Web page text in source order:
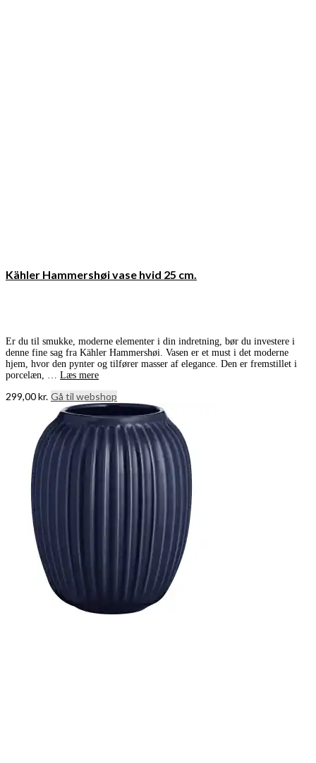
Kähler Hammershøi vase hvid 25 cm.
Er du til smukke, moderne elementer i din indretning, bør du investere i
denne fine sag fra Kähler Hammershøi. Vasen er et must i det moderne
hjem, hvor den pynter og tilfører masser af elegance. Den er fremstillet i
porcelæn, … Læs mere
299,00kr. Gå til webshop